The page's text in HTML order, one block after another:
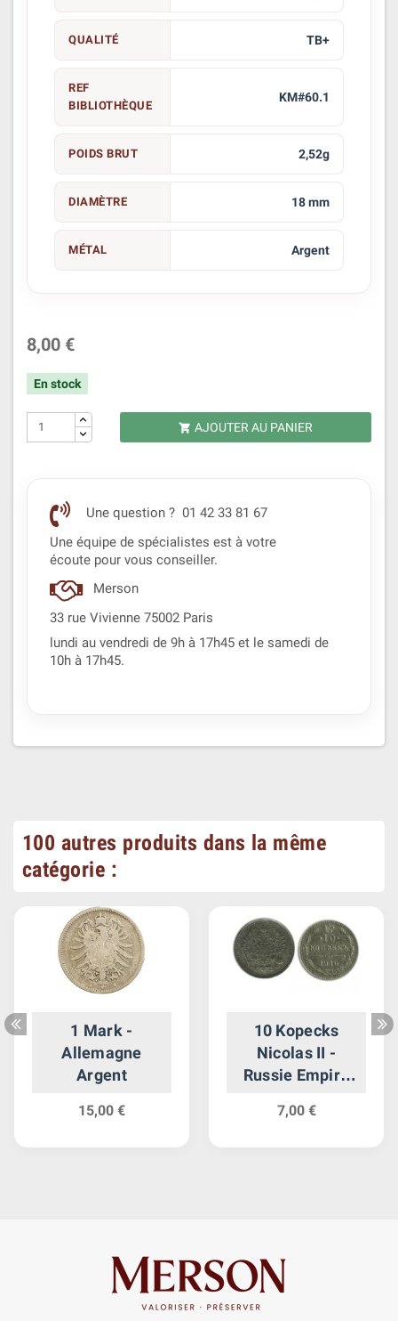
QUALITÉ TB+
REF
BIBLIOTHÈQUE
KM#60.1
POIDS BRUT 2,52g
DIAMÈTRE 18 mm
MÉTAL Argent
8,00 €
En stock
 AJOUTER AU PANIER
Une question ? 01 42 33 81 67
Une équipe de spécialistes est à votre
écoute pour vous conseiller.
Merson
33 rue Vivienne 75002 Paris
lundi au vendredi de 9h à 17h45 et le samedi de
10h à 17h45.
100 autres produits dans la même
catégorie :
1 Mark -
Allemagne
Argent
15,00 €
10 Kopecks
Nicolas II -
Russie Empire
7,00 €